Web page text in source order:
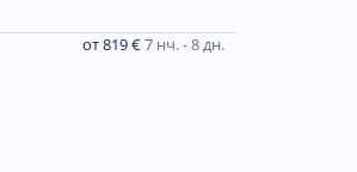
от 819 €7 нч. - 8 дн.